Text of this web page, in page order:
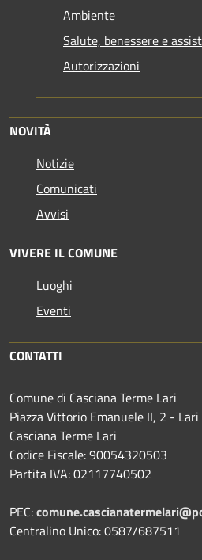
Ambiente
Salute, benessere e
Autorizzazioni
NOVITÀ
Notizie
Comunicati
Avvisi
VIVERE IL COMUNE
Luoghi
Eventi
CONTATTI
Comune di Casciana Terme Lari
Piazza Vittorio Emanuele II, 2 -
Casciana Terme Lari
Codice Fiscale: 90054320503
Partita IVA: 02117740502
PEC:
Centralino Unico: 0587/687511